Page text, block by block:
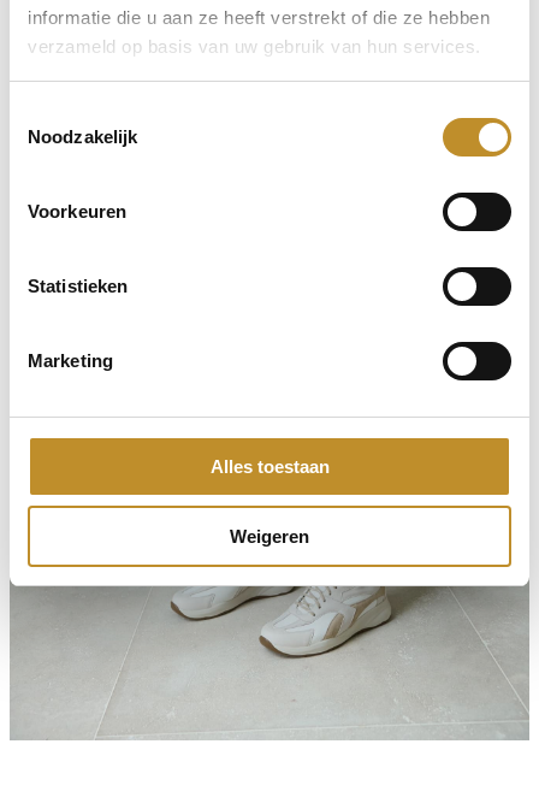
informatie die u aan ze heeft verstrekt of die ze hebben
verzameld op basis van uw gebruik van hun services.
Noodzakelijk
Voorkeuren
Statistieken
Marketing
Alles toestaan
Weigeren